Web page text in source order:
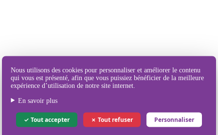
Nous utilisons des cookies pour personnaliser et améliorer le contenu
qui vous est présenté, afin que vous puissiez bénéficier de la meilleure
expérience d’utilisation de notre site internet.
En savoir plus
Tout accepter Tout refuser Personnaliser
Nos différents
modes d'envoi de SMS